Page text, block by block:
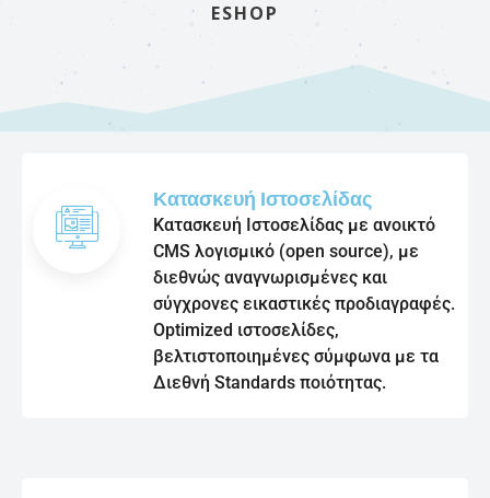
ESHOP
Κατασκευή Ιστοσελίδας
Κατασκευή Ιστοσελίδας με ανοικτό
CMS λογισμικό (open source), με
διεθνώς αναγνωρισμένες και
σύγχρονες εικαστικές προδιαγραφές.
Optimized ιστοσελίδες,
βελτιστοποιημένες σύμφωνα με τα
Διεθνή Standards ποιότητας.